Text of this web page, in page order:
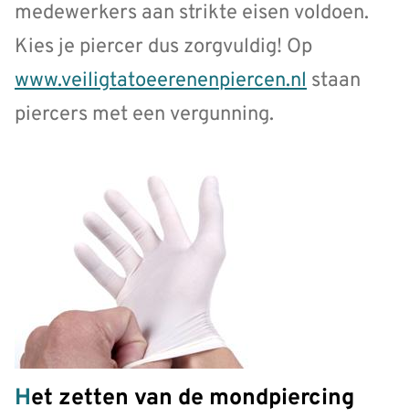
medewerkers aan strikte eisen voldoen.
Kies je piercer dus zorgvuldig! Op
www.veiligtatoeerenenpiercen.nl staan
piercers met een vergunning.
Het zetten van de mondpiercing